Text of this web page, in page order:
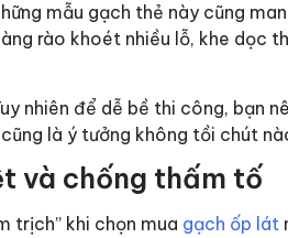
mẫu gạch thẻ này cũng
rào khoét nhiều lỗ, khe dọc
nhiên để dễ bề thi công, bạn
là ý tưởng không tồi chút
và chống thấm tố
trịch” khi chọn mua gạch ốp lát